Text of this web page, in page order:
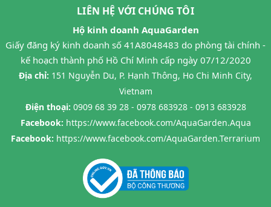
LIÊN HỆ VỚI CHÚNG TÔI
Hộ kinh doanh AquaGarden
Giấy đăng ký kinh doanh số 41A8048483 do phòng tài chính -
kế hoạch thành phố Hồ Chí Minh cấp ngày 07/12/2020
Địa chỉ: 151 Nguyễn Du, P. Hạnh Thông, Ho Chi Minh City,
Vietnam
Điện thoại: 0909 68 39 28 - 0978 683928 - 0913 683928
Facebook: https://www.facebook.com/AquaGarden.Aqua
Facebook: https://www.facebook.com/AquaGarden.Terrarium